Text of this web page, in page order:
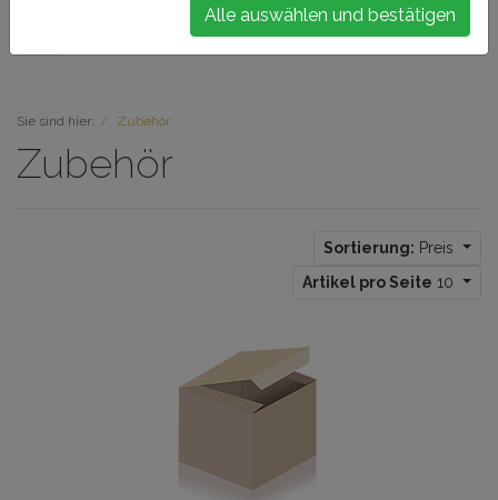
Sie sind hier: Zubehör
Zubehör
Sortierung: Preis
Artikel pro Seite 10
Alle auswählen und bestätigen